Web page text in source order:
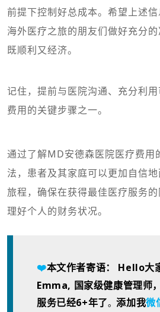
前提下控制好总成本。希望上述
海外医疗之旅的朋友们做好充分
既顺利又经济。
记住，提前与医院沟通、充分利
费用的关键步骤之一。
通过了解MD安德森医院医疗费用
法，患者及其家庭可以更加自信
旅程，确保在获得最佳医疗服务
理好个人的财务状况。
❤️本文作者寄语： Hello大
Emma, 国家级健康管理师
服务已经6+年了。添加我微